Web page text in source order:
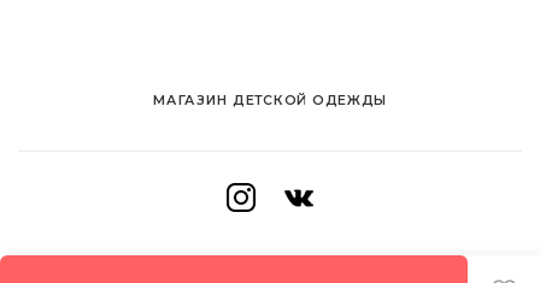
МАГАЗИН ДЕТСКОЙ ОДЕЖДЫ